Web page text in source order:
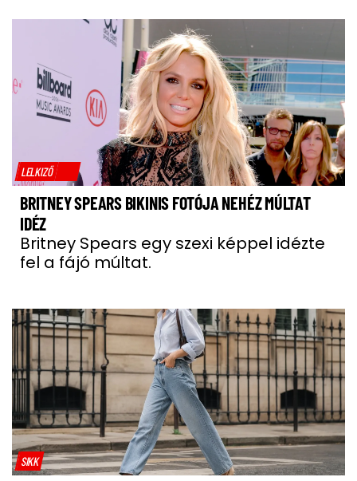
LELKIZŐ
BRITNEY SPEARS BIKINIS FOTÓJA NEHÉZ MÚLTAT
IDÉZ
Britney Spears egy szexi képpel idézte
fel a fájó múltat.
SIKK